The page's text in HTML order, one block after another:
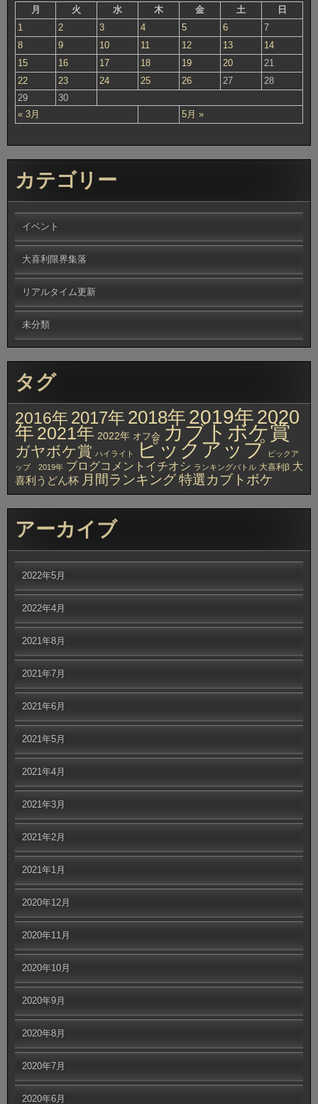
月
火 水 木 金 土 日
« 3月 5月 »
1 2 3 4 5 6
7
8
9 10 11 12 13
14
15
16 17 18 19 20
21
22
23 24 25 26 27
28
29
30
カテゴリー
イベント
大喜利限界集落
リアルタイム更新
未分類
タグ
2016年 2017年 2018年 2019年2020
年 2021年 2022年 オフ会 カブトボケ賞
ガヤボケ賞 ハイライト ピックアップ ピックア
ップ 2019年 ブログコメントイチオシ ランキングバトル 大喜利β 大
喜利うどん杯 月間ランキング特選カブトボケ
アーカイブ
2022年5月
2022年4月
2021年8月
2021年7月
2021年6月
2021年5月
2021年4月
2021年3月
2021年2月
2021年1月
2020年12月
2020年11月
2020年10月
2020年9月
2020年8月
2020年7月
2020年6月